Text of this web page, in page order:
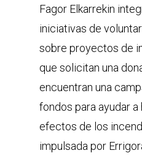
Fagor Elkarrekin
iniciativas de
sobre proyectos de
que solicitan una
encuentran una
fondos para ayudar
efectos de los
impulsada por